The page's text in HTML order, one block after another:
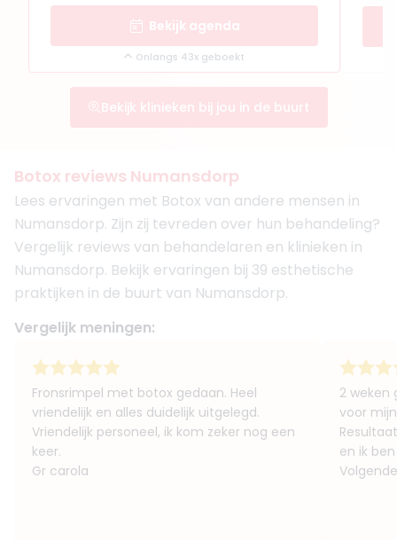
Bekijk agenda
Onlangs 43x geboekt
Bekijk klinieken bij jou in de buurt
Botox reviews Numansdorp
Lees ervaringen met Botox van andere mensen in
Numansdorp. Zijn zij tevreden over hun behandeling?
Vergelijk reviews van behandelaren en klinieken in
Numansdorp. Bekijk ervaringen bij 39 esthetische
praktijken in de buurt van Numansdorp.
Vergelijk meningen:
Fronsrimpel met botox gedaan. Heel
vriendelijk en alles duidelijk uitgelegd.
Vriendelijk personeel, ik kom zeker nog een
keer.
Gr carola
2 weken
voor
en ik